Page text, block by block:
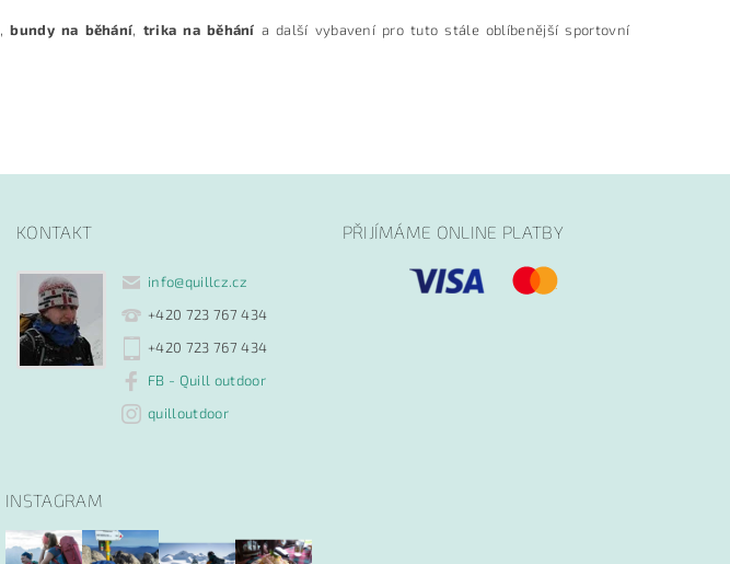
,bundy na běhání, trika na běhání a další vybavení pro tuto stále oblíbenější sportovní
KONTAKT
info@quillcz.cz
+420 723 767 434
+420 723 767 434
FB - Quill outdoor
quilloutdoor
PŘIJÍMÁME ONLINE PLATBY
INSTAGRAM